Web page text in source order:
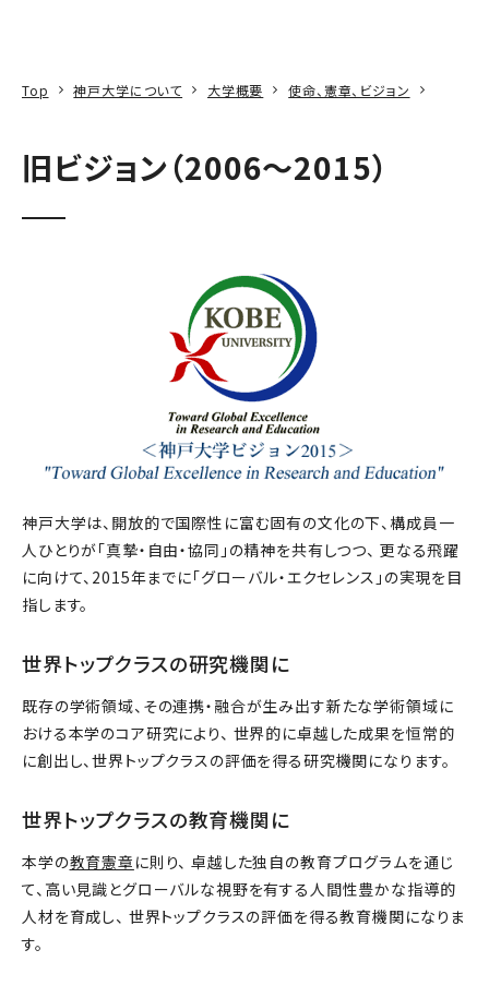
Top 神戸大学について 大学概要 使命、憲章、ビジョン
旧ビジョン（2006～2015）
神戸大学は、開放的で国際性に富む固有の文化の下、構成員一
人ひとりが「真摯・自由・協同」の精神を共有しつつ、 更なる飛躍
に向けて、2015年までに「グローバル・エクセレンス」の実現を目
指します。
世界トップクラスの研究機関に
既存の学術領域、その連携・融合が生み出す新たな学術領域に
おける本学のコア研究により、 世界的に卓越した成果を恒常的
に創出し、世界トップクラスの評価を得る研究機関になります。
世界トップクラスの教育機関に
本学の教育憲章 に則り、 卓越した独自の教育プログラムを通じ
て、高い見識とグローバルな視野を有する人間性豊かな指導的
人材を育成し、 世界トップクラスの評価を得る教育機関になりま
す。